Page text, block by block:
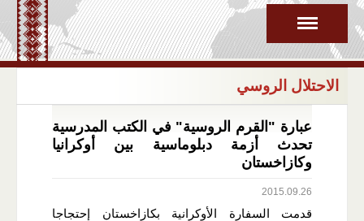
الاحتلال الروسي
عبارة "القرم الروسية" في الكتب المدرسية
تحدث أزمة دبلوماسية بين أوكرانيا
وكازاخستان
2015.09.26
قدمت السفارة الأوكرانية بكازاخستان إحتجاجا